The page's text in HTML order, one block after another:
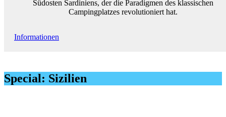
Südosten Sardiniens, der die Paradigmen des klassischen
Campingplatzes revolutioniert hat.
Informationen
Special: Sizilien